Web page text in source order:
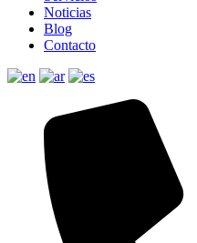
Noticias
Blog
Contacto